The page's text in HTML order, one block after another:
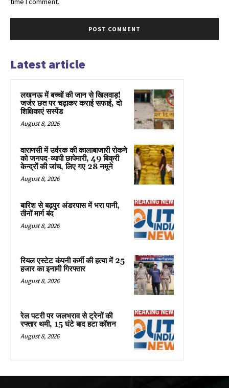
Latest article
लखनऊ में बच्चों की जान से खिलवाड़!
जर्जर छत पर चढ़ाकर कराई सफाई, दो
शिक्षिकाएं सस्पेंड
August 8, 2026
वाराणसी में उर्वरक की कालाबाजारी रोकने
को जनपद-व्यापी छापेमारी, 49 बिक्री
केन्द्रों की जांच, लिए गए 28 नमूने
August 8, 2026
बारिश से बढ़पुर अंडरपास में भरा पानी,
तीनों मार्ग बंद
August 8, 2026
रियल एस्टेट कंपनी कर्मी की हत्या में 25
हजार का इनामी गिरफ्तार
August 8, 2026
रेल पटरी पर जलभराव से ट्रेनों की
रफ्तार थमी, 15 घंटे बाद हटा कॉशन
August 8, 2026